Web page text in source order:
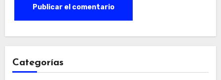
Categorías